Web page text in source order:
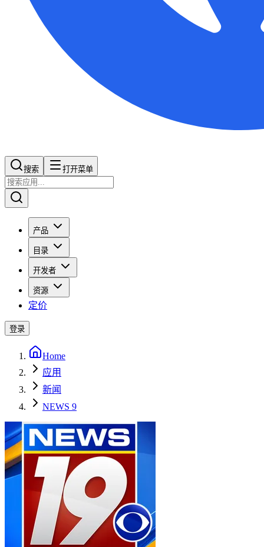
搜索​​​​ 打开菜单
产品
目录
开发者
资源
定价
登录
Home
应用
新闻
NEWS 9